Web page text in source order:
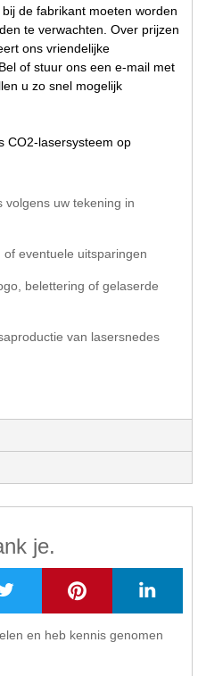
de fabrikant moeten worden
te verwachten. Over prijzen
ons vriendelijke
of stuur ons een e-mail met
u zo snel mogelijk
CO2-lasersysteem op
volgens uw tekening in
eventuele uitsparingen
belettering of gelaserde
van lasersnedes
je.
en heb kennis genomen